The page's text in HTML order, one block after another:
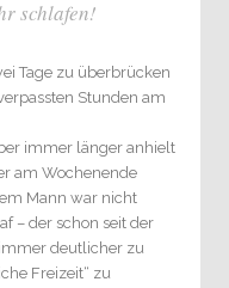
schlafen!
Tage zu überbrücken
Stunden am
immer länger anhielt
am Wochenende
Mann war nicht
– der schon seit der
deutlicher zu
Freizeit“ zu